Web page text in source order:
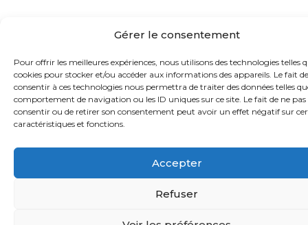
Gérer le consentement
Pour offrir les meilleures expériences, nous utilisons des technologies telles
cookies pour stocker et/ou accéder aux informations des appareils. Le fait de
consentir à ces technologies nous permettra de traiter des données telles
comportement de navigation ou les ID uniques sur ce site. Le fait de ne pas
consentir ou de retirer son consentement peut avoir un effet négatif sur
caractéristiques et fonctions.
Accepter
Refuser